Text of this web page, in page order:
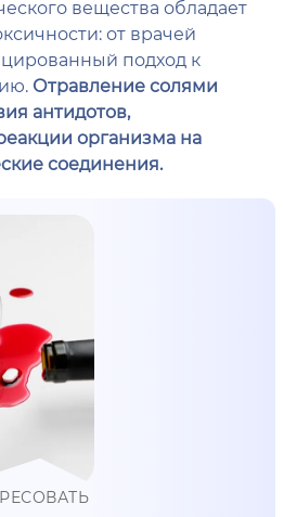
вещества обладает
от врачей
подход к
Отравление солями
антидотов,
организма на
соединения.